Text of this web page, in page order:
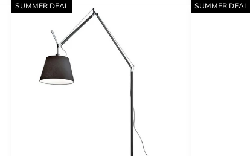
SUMMER DEAL SUMMER DEAL